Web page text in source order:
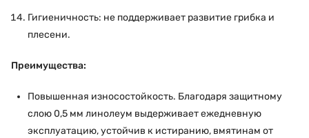
Гигиеничность: не поддерживает развитие грибка и
плесени.
Преимущества:
Повышенная износостойкость. Благодаря защитному
слою 0,5 мм линолеум выдерживает ежедневную
эксплуатацию, устойчив к истиранию, вмятинам от